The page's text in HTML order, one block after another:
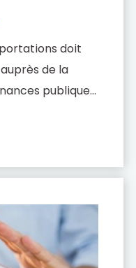
doit
de la
publiques
Générale des
en ligne